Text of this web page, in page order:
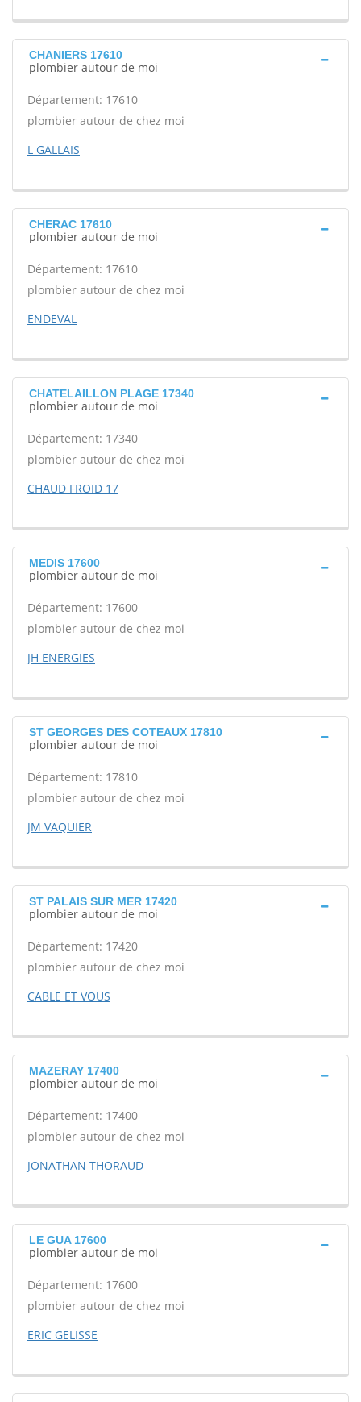
CHANIERS 17610
plombier autour de moi
Département: 17610
plombier autour de chez moi
L GALLAIS
CHERAC 17610
plombier autour de moi
Département: 17610
plombier autour de chez moi
ENDEVAL
CHATELAILLON PLAGE 17340
plombier autour de moi
Département: 17340
plombier autour de chez moi
CHAUD FROID 17
MEDIS 17600
plombier autour de moi
Département: 17600
plombier autour de chez moi
JH ENERGIES
ST GEORGES DES COTEAUX 17810
plombier autour de moi
Département: 17810
plombier autour de chez moi
JM VAQUIER
ST PALAIS SUR MER 17420
plombier autour de moi
Département: 17420
plombier autour de chez moi
CABLE ET VOUS
MAZERAY 17400
plombier autour de moi
Département: 17400
plombier autour de chez moi
JONATHAN THORAUD
LE GUA 17600
plombier autour de moi
Département: 17600
plombier autour de chez moi
ERIC GELISSE